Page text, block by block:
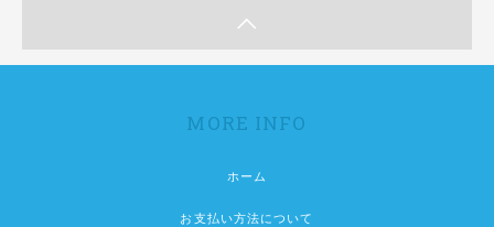
MORE INFO
ホーム
お支払い方法について